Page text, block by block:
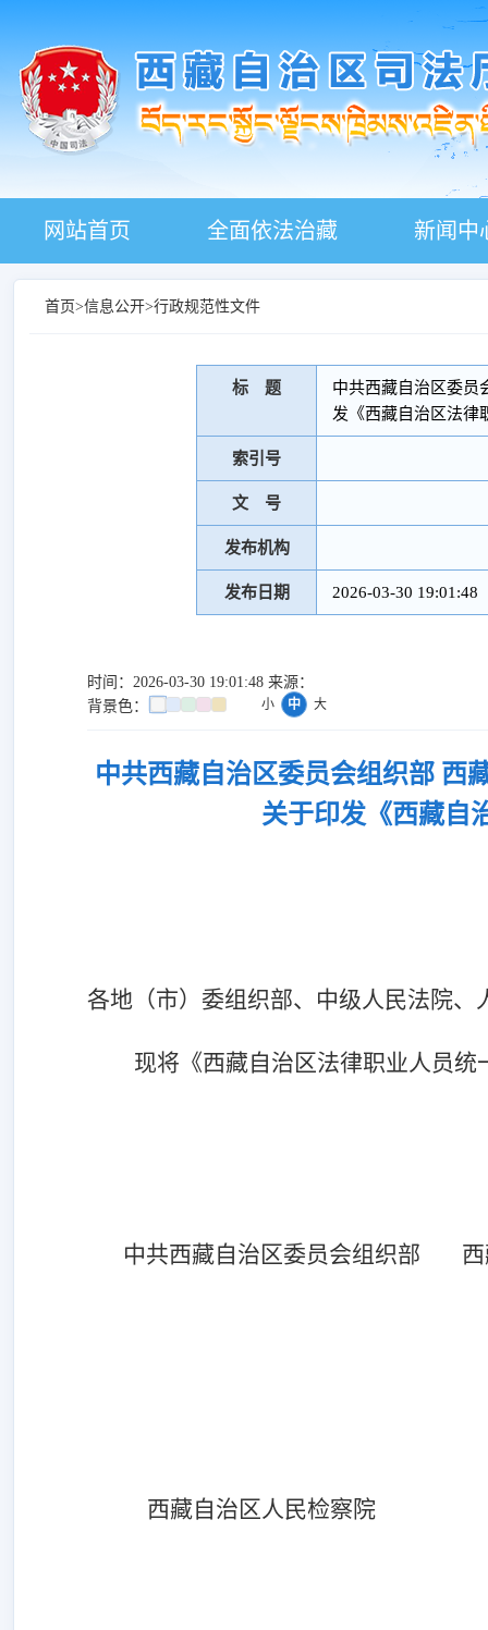
网站首页 全面依法治藏 新闻中
首页>信息公开>行政规范性文件
标 题
中共西藏自治区委员
发《西藏自治区法律
索引号
文 号
发布机构
发布日期 2026-03-30 19:01:48
时间：2026-03-30 19:01:48 来源：
背景色：
小 中 大
中共西藏自治区委员会组织部 西
关于印发《西藏自
各地（市）委组织部、中级人民法院、
现将《西藏自治区法律职业人员
中共西藏自治区委员会组织部
西藏自治区人民检察院